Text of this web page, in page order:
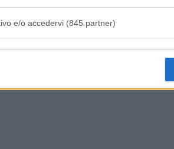
e/o accedervi (845 partner)